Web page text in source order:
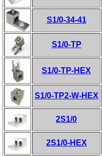
S1/0-34-41
S1/0-TP
S1/0-TP-HEX
S1/0-TP2-W-HEX
2S1/0
2S1/0-HEX